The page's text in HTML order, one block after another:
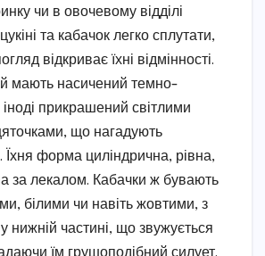
чи в овочевому відділі
та кабачок легко сплутати,
відкриває їхні відмінності.
мають насичений темно-
іноді прикрашений світлими
що нагадують
Їхня форма циліндрична, рівна,
за лекалом. Кабачки ж бувають
білими чи навіть жовтими, з
нижній частині, що звужується
їм грушоподібний силует.